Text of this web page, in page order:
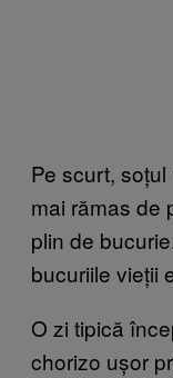
Pe scurt,
mai rămas de
plin de
bucuriile vieții
O zi tipică
chorizo ușor